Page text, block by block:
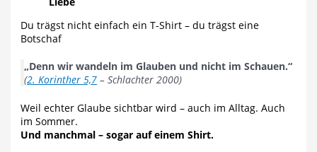
Du trägst nicht einfach ein T-Shirt – du trägst eine
Botschaf
„Denn wir wandeln im Glauben und nicht im Schauen.“
(2. Korinther 5,7 – Schlachter 2000)
Weil echter Glaube sichtbar wird – auch im Alltag. Auch
im Sommer.
Und manchmal – sogar auf einem Shirt.